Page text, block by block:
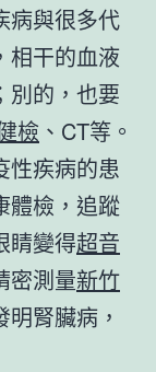
病與很多代
相干的血液
別的，也要
檢 、CT等。
性疾病的患
體檢，追蹤
睛變得超音
密測量新竹
腎臟病，